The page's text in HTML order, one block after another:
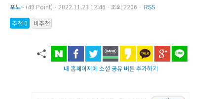
포뇨~ (49 Point)ㆍ2022.11.23 12:46ㆍ조회 2206ㆍ RSS
추천 0
비추천
내 홈페이지에 소셜 공유 버튼 추가하기